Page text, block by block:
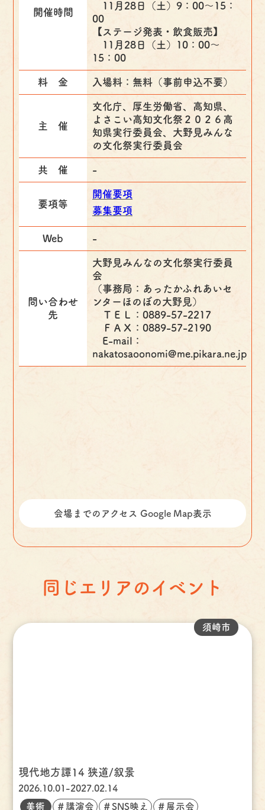
開催時間
11月28日（土）9：00～15：
00
【ステージ発表・飲食販売】
11月28日（土）10：00～
15：00
料 金 入場料：無料（事前申込不要）
主 催
文化庁、厚生労働省、高知県、
よさこい高知文化祭２０２６高
知県実行委員会、大野見みんな
の文化祭実行委員会
共 催 -
要項等
開催要項
募集要項
Web -
問い合わせ
先
大野見みんなの文化祭実行委員
会
（事務局：あったかふれあいセ
ンターほのぼの大野見）
ＴＥＬ：0889-57-2217
ＦＡＸ：0889-57-2190
E-mail：
nakatosaoonomi@me.pikara.ne.jp
会場までのアクセス Google Map表示
同じエリアのイベント
現代地方譚14 狭道/叙景
2026.10.01-2027.02.14
須崎市
美術 ＃講演会 ＃SNS映え ＃展示会